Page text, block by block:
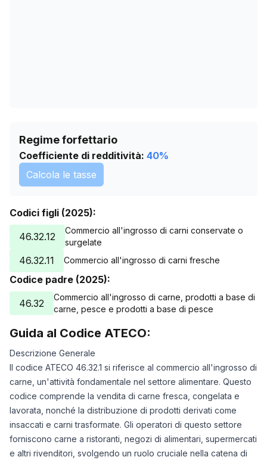
Regime forfettario
Coefficiente di redditività: 40%
Calcola le tasse
Codici figli (2025):
46.32.12
Commercio all'ingrosso di carni conservate o
surgelate
46.32.11 Commercio all'ingrosso di carni fresche
Codice padre (2025):
46.32
Commercio all'ingrosso di carne, prodotti a base di
carne, pesce e prodotti a base di pesce
Guida al Codice ATECO:
Descrizione Generale
Il codice ATECO 46.32.1 si riferisce al commercio all'ingrosso di
carne, un'attività fondamentale nel settore alimentare. Questo
codice comprende la vendita di carne fresca, congelata e
lavorata, nonché la distribuzione di prodotti derivati come
insaccati e carni trasformate. Gli operatori di questo settore
forniscono carne a ristoranti, negozi di alimentari, supermercati
e altri rivenditori, svolgendo un ruolo cruciale nella catena di